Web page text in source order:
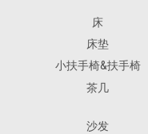
床
床垫
小扶手椅&扶手椅
茶几
沙发